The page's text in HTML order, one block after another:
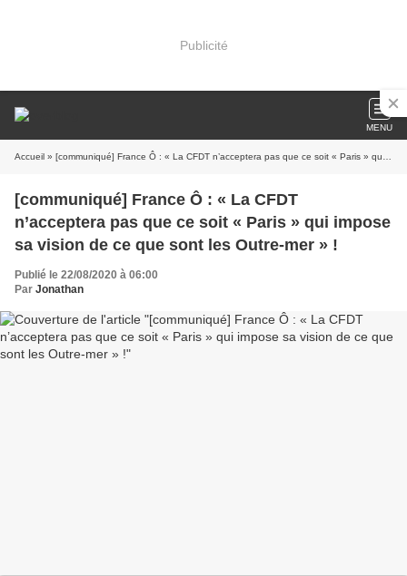
Publicité
MENU
Accueil » [communiqué] France Ô : « La CFDT n’acceptera pas que ce soit « Paris » qui impose sa vision de ce que sont les Outre-mer » !
[communiqué] France Ô : « La CFDT
n’acceptera pas que ce soit « Paris » qui impose
sa vision de ce que sont les Outre-mer » !
Publié le 22/08/2020 à 06:00
Par Jonathan